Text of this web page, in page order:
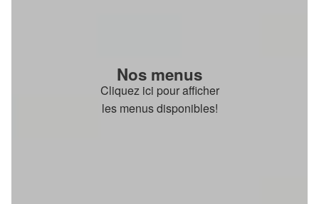
Nos menus
Cliquez ici pour afficher
les menus disponibles!